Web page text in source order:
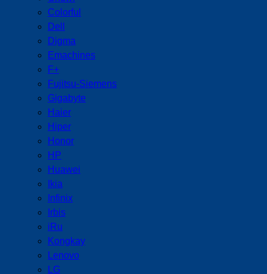
Colorful
Dell
Digma
Emachines
F+
Fujitsu-Siemens
Gigabyte
Haier
Hiper
Honor
HP
Huawei
Ikia
Infinix
Irbis
iRu
Kongkay
Lenovo
LG